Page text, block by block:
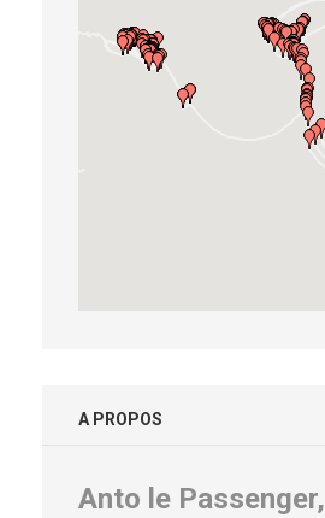
A PROPOS
Anto le Passenger,